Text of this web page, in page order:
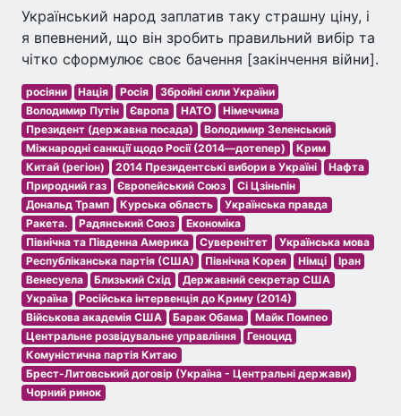
Український народ заплатив таку страшну ціну, і
я впевнений, що він зробить правильний вибір та
чітко сформулює своє бачення [закінчення війни].
росіяни Нація Росія
Збройні сили України
Володимир Путін
Європа НАТО
Німеччина
Президент (державна посада)
Володимир Зеленський
Міжнародні санкції щодо Росії (2014—дотепер)
Крим
Китай (регіон)
2014 Президентські вибори в Україні
Нафта
Природний газ
Європейський Союз
Сі Цзіньпін
Дональд Трамп
Курська область
Українська правда
Ракета.
Радянський Союз
Економіка
Північна та Південна Америка
Суверенітет
Українська мова
Республіканська партія (США)
Північна Корея Німці
Іран
Венесуела
Близький Схід
Державний секретар США
Україна
Російська інтервенція до Криму (2014)
Військова академія США
Барак Обама
Майк Помпео
Центральне розвідувальне управління
Геноцид
Комуністична партія Китаю
Брест-Литовський договір (Україна - Центральні держави)
Чорний ринок